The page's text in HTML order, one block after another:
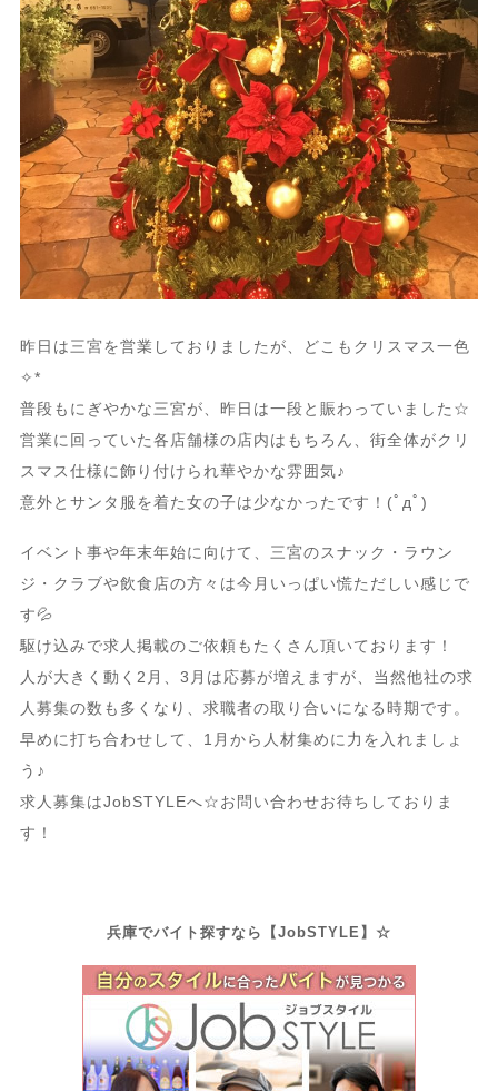
昨日は三宮を営業しておりましたが、どこもクリスマス一色
✧*
普段もにぎやかな三宮が、昨日は一段と賑わっていました☆
営業に回っていた各店舗様の店内はもちろん、街全体がクリ
スマス仕様に飾り付けられ華やかな雰囲気♪
意外とサンタ服を着た女の子は少なかったです！(ﾟдﾟ)
イベント事や年末年始に向けて、三宮のスナック・ラウン
ジ・クラブや飲食店の方々は今月いっぱい慌ただしい感じで
す💦
駆け込みで求人掲載のご依頼もたくさん頂いております！
人が大きく動く2月、3月は応募が増えますが、当然他社の求
人募集の数も多くなり、求職者の取り合いになる時期です。
早めに打ち合わせして、1月から人材集めに力を入れましょ
う♪
求人募集はJobSTYLEへ☆お問い合わせお待ちしておりま
す！
兵庫でバイト探すなら【JobSTYLE】☆